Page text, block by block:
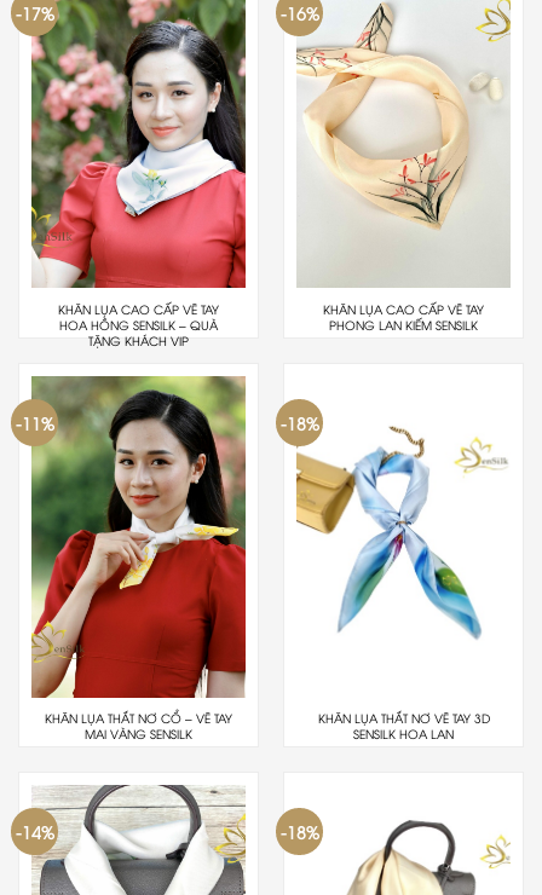
-17%
KHĂN LỤA CAO CẤP VẼ TAY
HOA HỒNG SENSILK – QUÀ
TẶNG KHÁCH VIP
-16%
KHĂN LỤA CAO CẤP VẼ TAY
PHONG LAN KIẾM SENSILK
-11%
KHĂN LỤA THẮT NƠ CỔ – VẼ TAY
MAI VÀNG SENSILK
-18%
KHĂN LỤA THẮT NƠ VẼ TAY 3D
SENSILK HOA LAN
-14% -18%